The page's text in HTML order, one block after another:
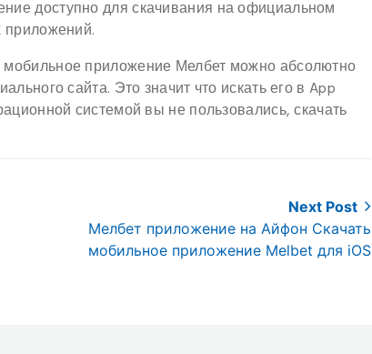
доступно для скачивания на официальном
приложений.
приложение Мелбет можно абсолютно
сайта. Это значит что искать его в App
системой вы не пользовались, скачать
Next Post
Next
post:
Мелбет приложение на Айфон Скачать
мобильное приложение Melbet для iOS